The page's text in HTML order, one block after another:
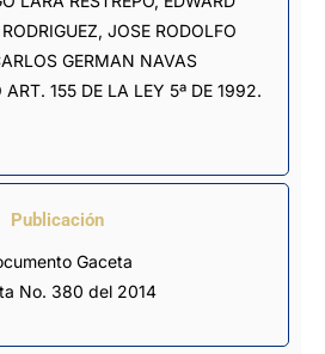
JOSE RODOLFO
GERMAN NAVAS
ART. 155 DE LA LEY 5ª DE 1992.
Publicación
Gaceta
No. 380 del 2014